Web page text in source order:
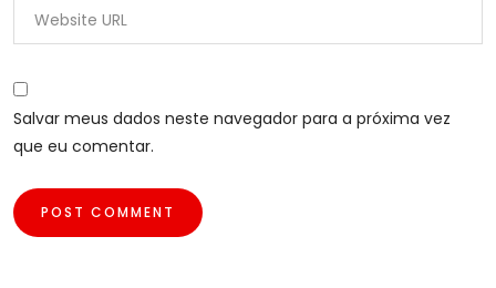
Salvar meus dados neste navegador para a próxima vez
que eu comentar.